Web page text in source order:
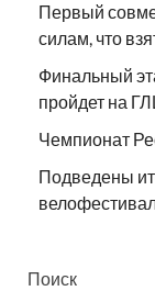
Первый
силам, что
Финальный
пройдет на
Чемпионат
Подведены
Поиск